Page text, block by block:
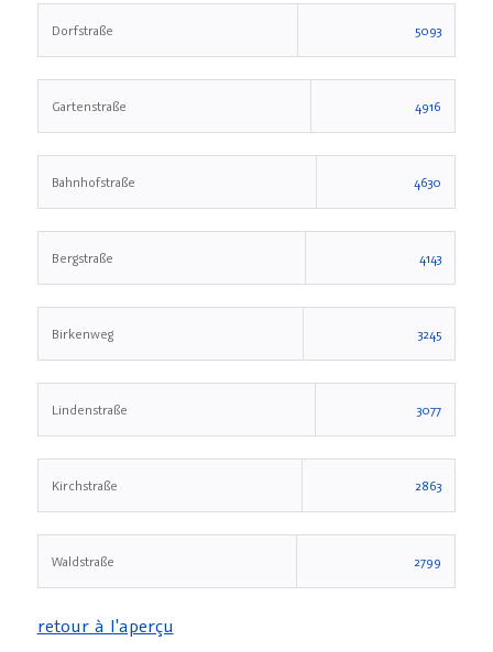
Dorfstraße 5093
Gartenstraße 4916
Bahnhofstraße 4630
Bergstraße 4143
Birkenweg 3245
Lindenstraße 3077
Kirchstraße 2863
Waldstraße 2799
retour à l'aperçu